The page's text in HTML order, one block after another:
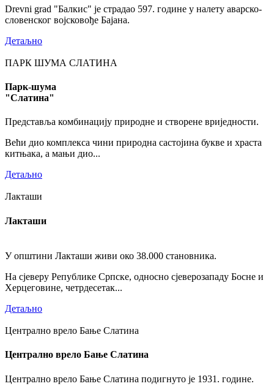
Drevni grad "Балкис" је страдао 597. године у налету аварско-
словенског војсковође Бајана.
Детаљно
ПАРК ШУМА СЛАТИНА
Парк-шума
"Слатина"
Представља комбинацију природне и створене вриједности.
Већи дио комплекса чини природна састојина букве и храста
китњака, а мањи дио...
Детаљно
Лакташи
Лакташи
У општини Лакташи живи око 38.000 становника.
На сјеверу Републике Српске, односно сјеверозападу Босне и
Херцеговине, четрдесетак...
Детаљно
Централно врело Бање Слатина
Централно врело Бање Слатина
Централно врело Бање Слатина подигнуто је 1931. године.